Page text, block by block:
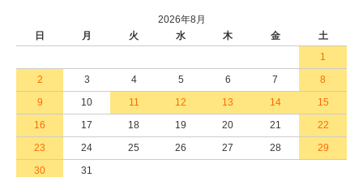
2026年8月
日
月 火 水 木 金
土
1
2
3 4 5 6 7
8
9
10 11 12 13 14
15
16
17 18 19 20 21
22
23
24 25 26 27 28
29
30
31